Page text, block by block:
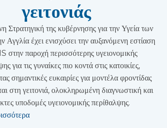
γειτονιάς
Στρατηγική της κυβέρνησης για την Υγεία των
Αγγλία έχει ενισχύσει την αυξανόμενη εστίαση
στην παροχή περισσότερης υγειονομικής
για τις γυναίκες πιο κοντά στις κατοικίες,
σημαντικές ευκαιρίες για μοντέλα φροντίδας
στη γειτονιά, ολοκληρωμένη διαγνωστική και
υποδομές υγειονομικής περίθαλψης.